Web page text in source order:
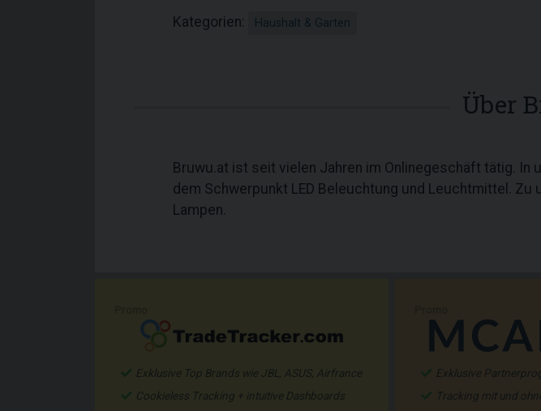
Kategorien:
Haushalt & Garten
Über
Bruwu.at ist seit vielen Jahren im Onlinegeschäft tätig.
dem Schwerpunkt LED Beleuchtung und Leuchtmittel.
Lampen.
Exklusive Top Brands wie JBL, ASUS, Airfrance
Cookieless Tracking + intuitive Dashboards
Exklusive
Tracking mit und